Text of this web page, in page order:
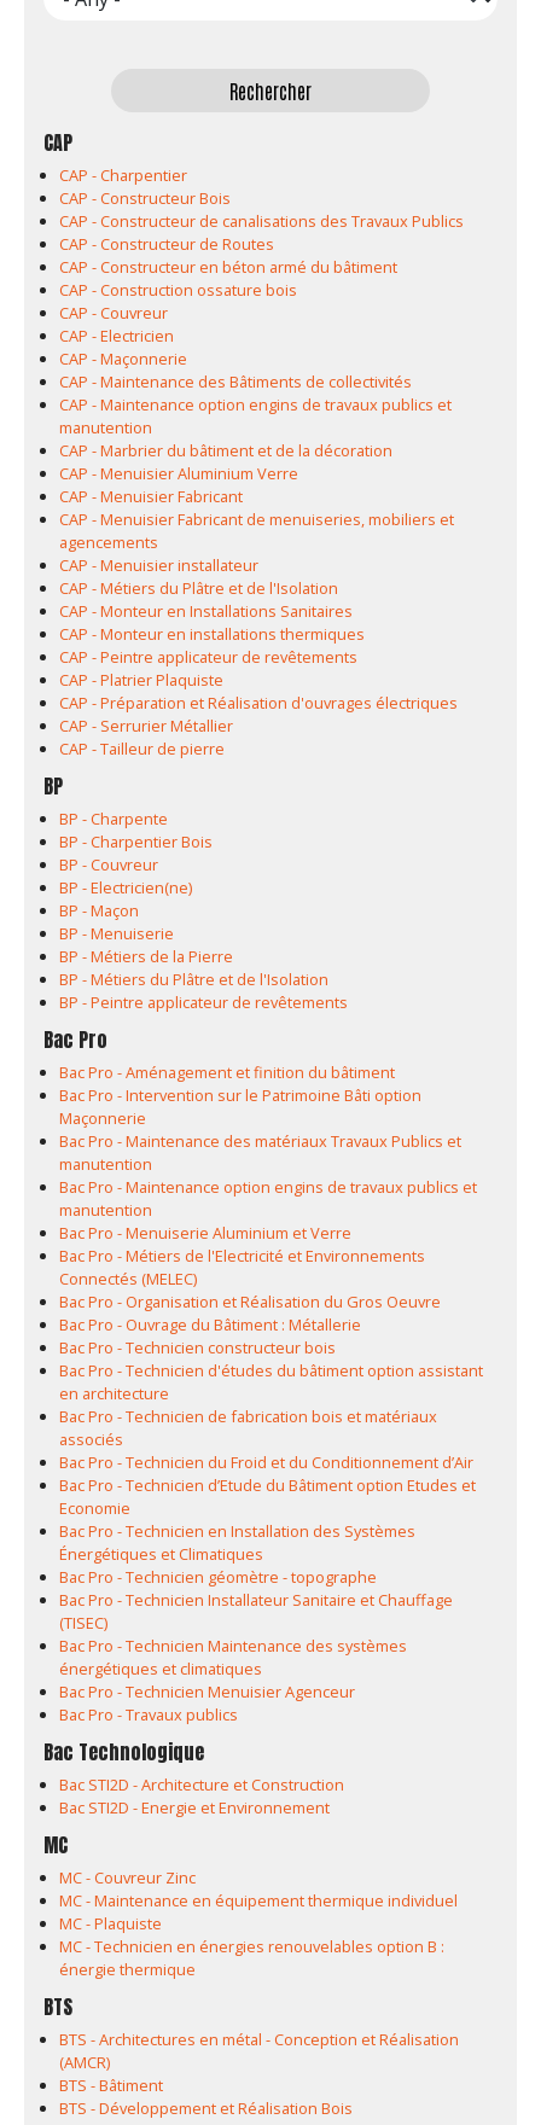
CAP
CAP - Charpentier
CAP - Constructeur Bois
CAP - Constructeur de canalisations des Travaux Publics
CAP - Constructeur de Routes
CAP - Constructeur en béton armé du bâtiment
CAP - Construction ossature bois
CAP - Couvreur
CAP - Electricien
CAP - Maçonnerie
CAP - Maintenance des Bâtiments de collectivités
CAP - Maintenance option engins de travaux publics et
manutention
CAP - Marbrier du bâtiment et de la décoration
CAP - Menuisier Aluminium Verre
CAP - Menuisier Fabricant
CAP - Menuisier Fabricant de menuiseries, mobiliers et
agencements
CAP - Menuisier installateur
CAP - Métiers du Plâtre et de l'Isolation
CAP - Monteur en Installations Sanitaires
CAP - Monteur en installations thermiques
CAP - Peintre applicateur de revêtements
CAP - Platrier Plaquiste
CAP - Préparation et Réalisation d'ouvrages électriques
CAP - Serrurier Métallier
CAP - Tailleur de pierre
BP
BP - Charpente
BP - Charpentier Bois
BP - Couvreur
BP - Electricien(ne)
BP - Maçon
BP - Menuiserie
BP - Métiers de la Pierre
BP - Métiers du Plâtre et de l'Isolation
BP - Peintre applicateur de revêtements
Bac Pro
Bac Pro - Aménagement et finition du bâtiment
Bac Pro - Intervention sur le Patrimoine Bâti option
Maçonnerie
Bac Pro - Maintenance des matériaux Travaux Publics et
manutention
Bac Pro - Maintenance option engins de travaux publics et
manutention
Bac Pro - Menuiserie Aluminium et Verre
Bac Pro - Métiers de l'Electricité et Environnements
Connectés (MELEC)
Bac Pro - Organisation et Réalisation du Gros Oeuvre
Bac Pro - Ouvrage du Bâtiment : Métallerie
Bac Pro - Technicien constructeur bois
Bac Pro - Technicien d'études du bâtiment option assistant
en architecture
Bac Pro - Technicien de fabrication bois et matériaux
associés
Bac Pro - Technicien du Froid et du Conditionnement d’Air
Bac Pro - Technicien d’Etude du Bâtiment option Etudes et
Economie
Bac Pro - Technicien en Installation des Systèmes
Énergétiques et Climatiques
Bac Pro - Technicien géomètre - topographe
Bac Pro - Technicien Installateur Sanitaire et Chauffage
(TISEC)
Bac Pro - Technicien Maintenance des systèmes
énergétiques et climatiques
Bac Pro - Technicien Menuisier Agenceur
Bac Pro - Travaux publics
Bac Technologique
Bac STI2D - Architecture et Construction
Bac STI2D - Energie et Environnement
MC
MC - Couvreur Zinc
MC - Maintenance en équipement thermique individuel
MC - Plaquiste
MC - Technicien en énergies renouvelables option B :
énergie thermique
BTS
BTS - Architectures en métal - Conception et Réalisation
(AMCR)
BTS - Bâtiment
BTS - Développement et Réalisation Bois